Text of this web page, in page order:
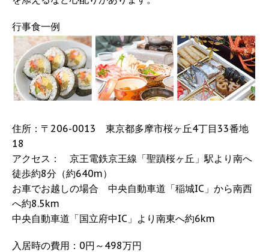
行事食一例
住所：〒206-0013 東京都多摩市桜ヶ丘4丁目33番地
18
アクセス： 京王電鉄京王線「聖蹟桜ヶ丘」駅より南へ
徒歩約8分（約640m）
お車でお越しの場合 中央自動車道「稲城IC」から南西
へ約8.5km
中央自動車道「国立府中IC」より南東へ約6km
入居時の費用：0円～498万円